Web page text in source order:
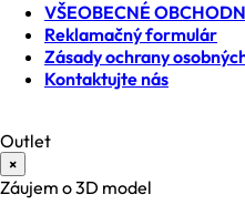
VŠEOBECNÉ
Reklamačný formulár
Zásady ochrany
Kontaktujte nás
Outlet
×
Záujem o 3D model